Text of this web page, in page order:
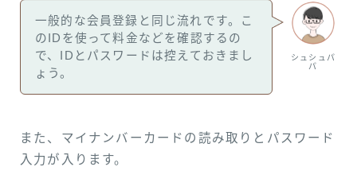
シュシュパ
パ
一般的な会員登録と同じ流れです。こ
のIDを使って料金などを確認するの
で、IDとパスワードは控えておきまし
ょう。
また、マイナンバーカードの読み取りとパスワード
入力が入ります。